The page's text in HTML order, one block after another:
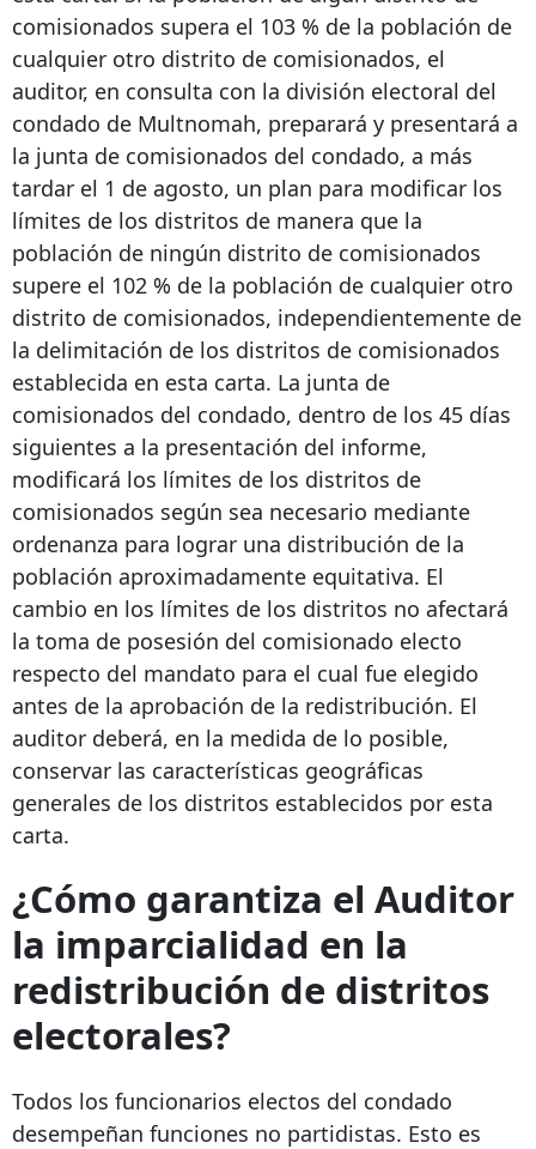
comisionados supera el 103 % de la población de
cualquier otro distrito de comisionados, el
auditor, en consulta con la división electoral del
condado de Multnomah, preparará y presentará a
la junta de comisionados del condado, a más
tardar el 1 de agosto, un plan para modificar los
límites de los distritos de manera que la
población de ningún distrito de comisionados
supere el 102 % de la población de cualquier otro
distrito de comisionados, independientemente de
la delimitación de los distritos de comisionados
establecida en esta carta. La junta de
comisionados del condado, dentro de los 45 días
siguientes a la presentación del informe,
modificará los límites de los distritos de
comisionados según sea necesario mediante
ordenanza para lograr una distribución de la
población aproximadamente equitativa. El
cambio en los límites de los distritos no afectará
la toma de posesión del comisionado electo
respecto del mandato para el cual fue elegido
antes de la aprobación de la redistribución. El
auditor deberá, en la medida de lo posible,
conservar las características geográficas
generales de los distritos establecidos por esta
carta.
¿Cómo garantiza el Auditor
la imparcialidad en la
redistribución de distritos
electorales?
Todos los funcionarios electos del condado
desempeñan funciones no partidistas. Esto es